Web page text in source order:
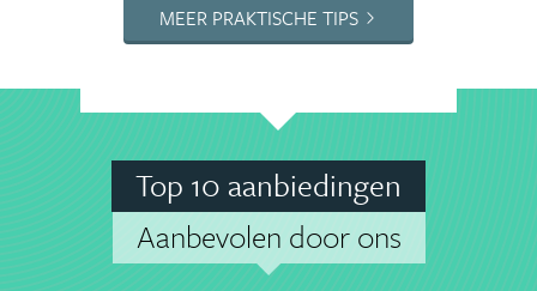
MEER PRAKTISCHE TIPS
Top 10 aanbiedingen
Aanbevolen door ons